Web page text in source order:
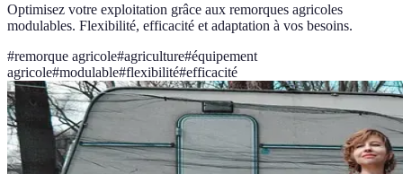
Optimisez votre exploitation grâce aux remorques agricoles
modulables. Flexibilité, efficacité et adaptation à vos besoins.
#remorque agricole#agriculture#équipement
agricole#modulable#flexibilité#efficacité